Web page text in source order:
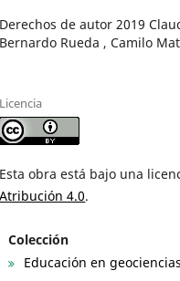
Derechos de autor 2019
Bernardo Rueda , Camilo
Licencia
Esta obra está bajo una
Atribución 4.0.
Colección
Educación en